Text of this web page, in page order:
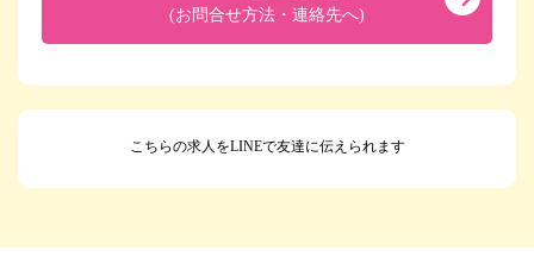
(お問合せ方法・連絡先へ)
こちらの求人をLINEで友達に伝えられます